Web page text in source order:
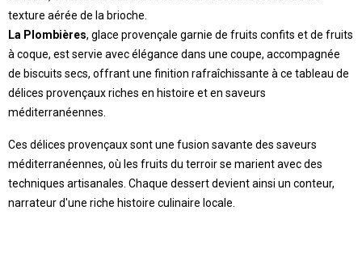
texture aérée de la brioche.
La Plombières, glace provençale garnie de fruits confits et de fruits
à coque, est servie avec élégance dans une coupe, accompagnée
de biscuits secs, offrant une finition rafraîchissante à ce tableau de
délices provençaux riches en histoire et en saveurs
méditerranéennes.
Ces délices provençaux sont une fusion savante des saveurs
méditerranéennes, où les fruits du terroir se marient avec des
techniques artisanales. Chaque dessert devient ainsi un conteur,
narrateur d'une riche histoire culinaire locale.